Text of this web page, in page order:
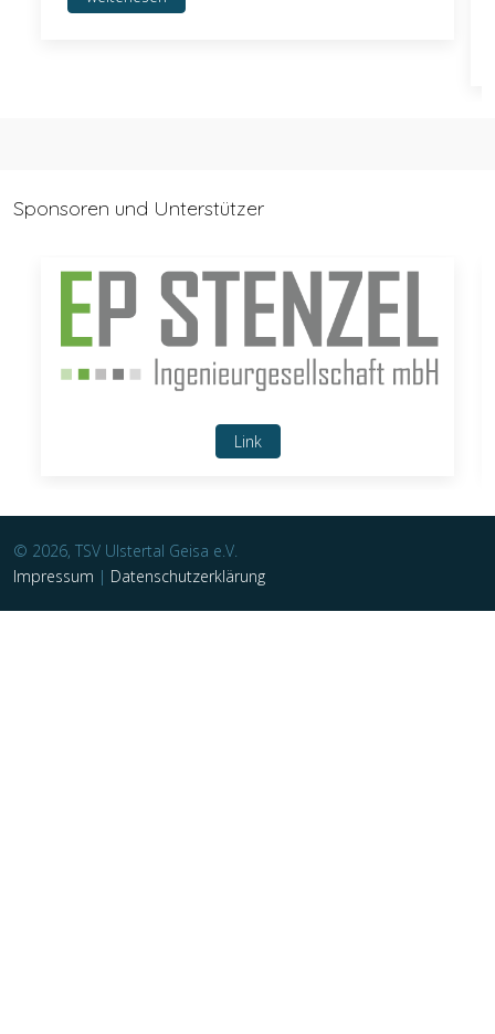
Sponsoren und Unterstützer
Link
© 2026, TSV Ulstertal Geisa e.V.
Impressum | Datenschutzerklärung